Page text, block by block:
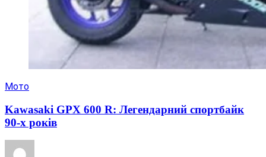
Мото
Kawasaki GPX 600 R: Легендарний спортбайк
90-х років